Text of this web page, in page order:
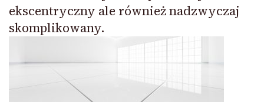
ekscentryczny ale również nadzwyczaj
skomplikowany.